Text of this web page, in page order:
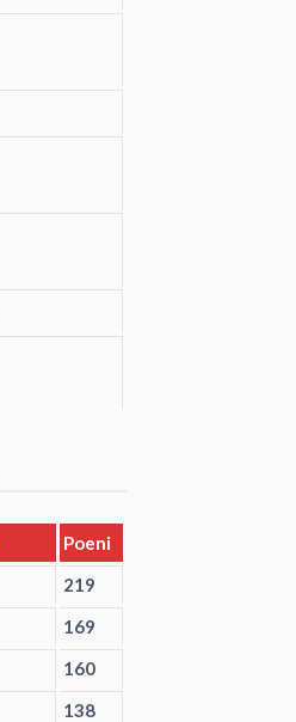
Poeni
219
169
160
138